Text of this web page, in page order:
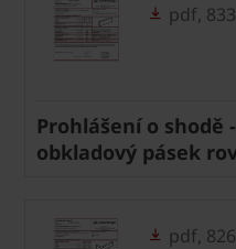
pdf,
Prohlášení o shodě
obkladový pásek
pdf,